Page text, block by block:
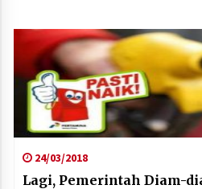
24/03/2018
Lagi, Pemerintah Diam-